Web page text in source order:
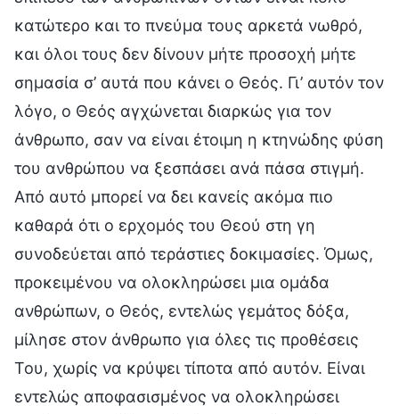
κατώτερο και το πνεύμα τους αρκετά νωθρό,
και όλοι τους δεν δίνουν μήτε προσοχή μήτε
σημασία σ’ αυτά που κάνει ο Θεός. Γι’ αυτόν τον
λόγο, ο Θεός αγχώνεται διαρκώς για τον
άνθρωπο, σαν να είναι έτοιμη η κτηνώδης φύση
του ανθρώπου να ξεσπάσει ανά πάσα στιγμή.
Από αυτό μπορεί να δει κανείς ακόμα πιο
καθαρά ότι ο ερχομός του Θεού στη γη
συνοδεύεται από τεράστιες δοκιμασίες. Όμως,
προκειμένου να ολοκληρώσει μια ομάδα
ανθρώπων, ο Θεός, εντελώς γεμάτος δόξα,
μίλησε στον άνθρωπο για όλες τις προθέσεις
Του, χωρίς να κρύψει τίποτα από αυτόν. Είναι
εντελώς αποφασισμένος να ολοκληρώσει